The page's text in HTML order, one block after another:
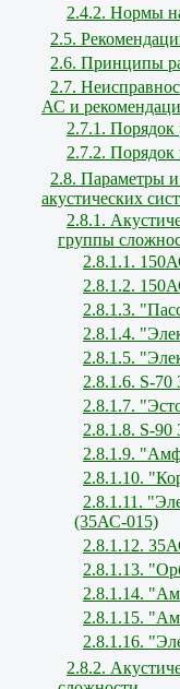
2.4.2. Нормы
2.5.
2.6. Принципы
2.7.
АС и
2.7.1. Порядок
2.7.2. Порядок
2.8. Параметры
акустических
2.8.1.
группы
2.8.1.1.
2.8.1.2.
2.8.1.3.
2.8.1.4.
2.8.1.5.
2.8.1.6. S-
2.8.1.7.
2.8.1.8. S-
2.8.1.9.
2.8.1.10.
2.8.1.11.
(35АС-015)
2.8.1.12.
2.8.1.13.
2.8.1.14.
2.8.1.15.
2.8.1.16.
2.8.2.